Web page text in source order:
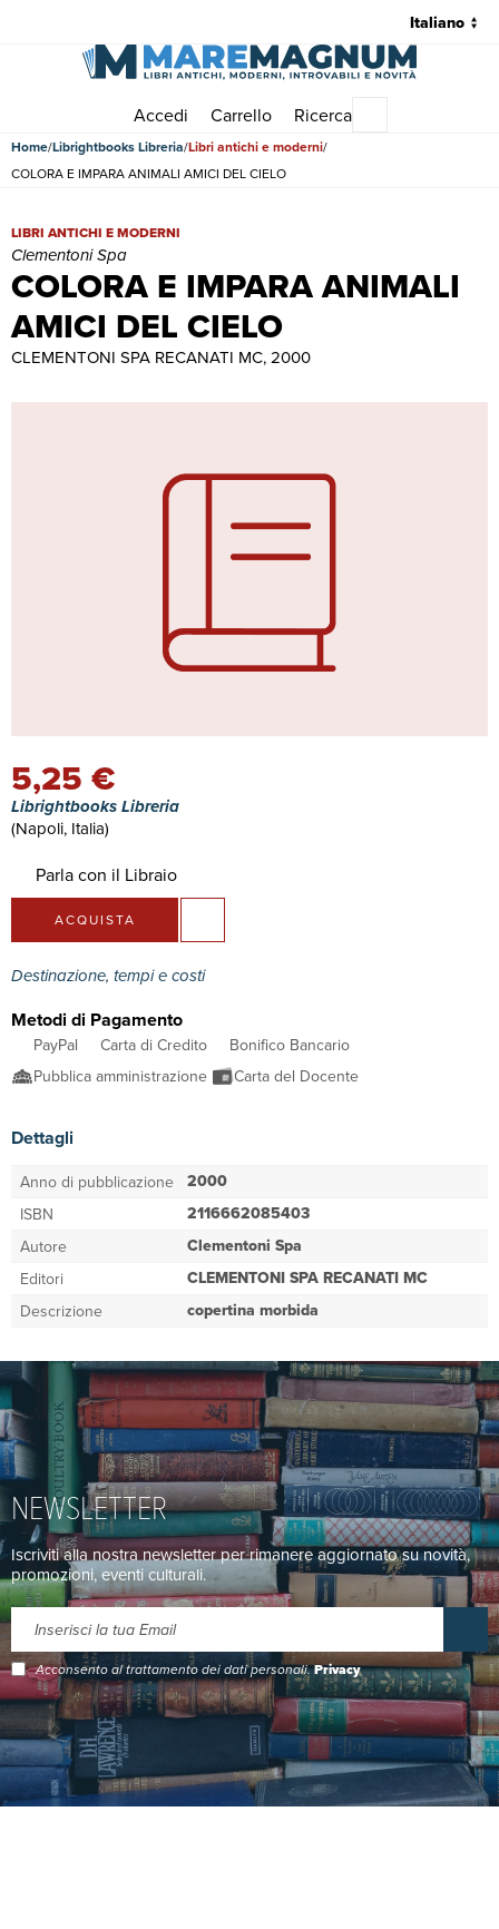
Accedi Carrello Ricerca
Home Librightbooks Libreria Libri antichi e moderni
COLORA E IMPARA ANIMALI AMICI DEL CIELO
COLORA E IMPARA ANIMALI
AMICI DEL CIELO
COLORA E IMPARA ANIMALI AMICI DEL CIELO | Libri antichi e
LIBRI ANTICHI E MODERNI
Clementoni Spa
CLEMENTONI SPA RECANATI MC, 2000
5,25 €
Librightbooks Libreria
(Napoli, Italia)
Parla con il Libraio
ACQUISTA
Destinazione, tempi e costi
Metodi di Pagamento
PayPal Carta di Credito
Bonifico Bancario
Pubblica amministrazione
Carta del Docente
Dettagli
Anno di pubblicazione 2000
ISBN 2116662085403
Autore Clementoni Spa
Editori CLEMENTONI SPA RECANATI MC
Descrizione copertina morbida
NEWSLETTER
Iscriviti alla nostra newsletter per rimanere aggiornato su novità,
promozioni, eventi culturali.
Acconsento al trattamento dei dati personali.Privacy